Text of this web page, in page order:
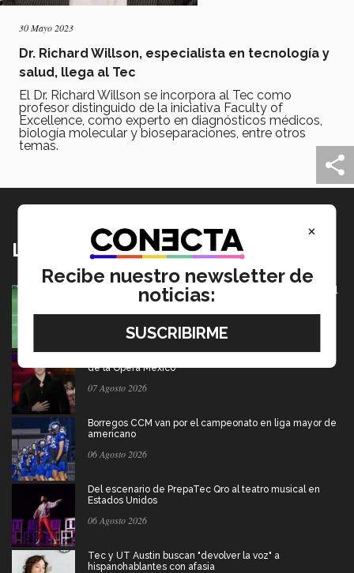
30 Mayo 2023
Dr. Richard Willson, especialista en tecnología y
salud, llega al Tec
El Dr. Richard Willson se incorpora al Tec como
profesor distinguido de la iniciativa Faculty of
Excellence, como experto en diagnósticos médicos,
biología molecular y bioseparaciones, entre otros
temas.
Lo más nuevo
México va por pase olímpico en mundial de flag football
en Alemania
de la Ópera Mexico
07 Agosto 2026
Borregos CCM van por el campeonato en liga mayor de
americano
06 Agosto 2026
Del escenario de PrepaTec Qro al teatro musical en
Estados Unidos
06 Agosto 2026
Tec y UT Austin buscan "devolver la voz" a
hispanohablantes con afasia
×
Recibe nuestro newsletter de
noticias: